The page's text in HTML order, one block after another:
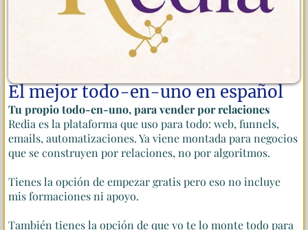
El mejor todo-en-uno en español
Tu propio todo-en-uno, para vender por relaciones
Redia es la plataforma que uso para todo: web, funnels,
emails, automatizaciones. Ya viene montada para negocios
que se construyen por relaciones, no por algoritmos.
Tienes la opción de empezar gratis pero eso no incluye
mis formaciones ni apoyo.
También tienes la opción de que yo te lo monte todo para